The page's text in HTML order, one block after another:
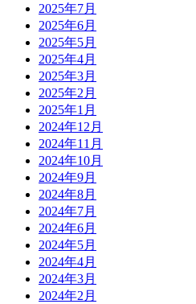
2025年7月
2025年6月
2025年5月
2025年4月
2025年3月
2025年2月
2025年1月
2024年12月
2024年11月
2024年10月
2024年9月
2024年8月
2024年7月
2024年6月
2024年5月
2024年4月
2024年3月
2024年2月